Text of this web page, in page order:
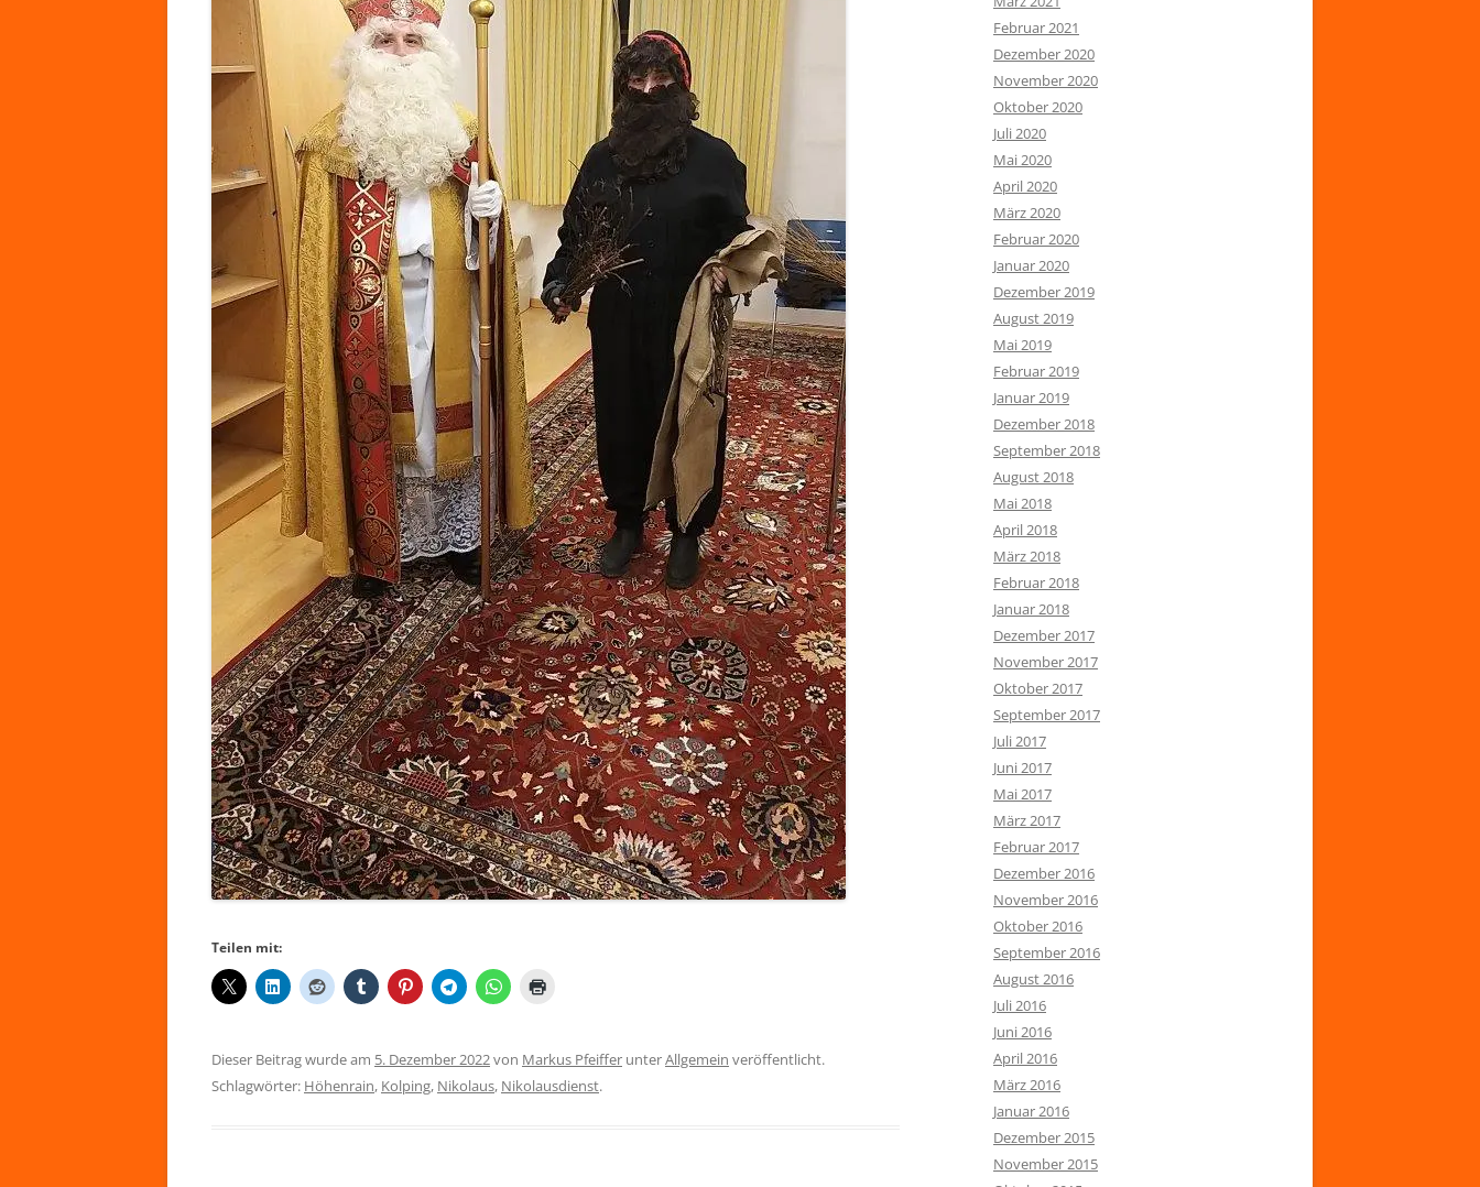
Teilen mit:
Dieser Beitrag wurde am 5. Dezember 2022von Markus Pfeiffer unterAllgemein veröffentlicht.
Schlagwörter: Höhenrain, Kolping, Nikolaus, Nikolausdienst.
Februar 2021
Dezember 2020
November 2020
Oktober 2020
Juli 2020
Mai 2020
April 2020
März 2020
Februar 2020
Januar 2020
Dezember 2019
August 2019
Mai 2019
Februar 2019
Januar 2019
Dezember 2018
September 2018
August 2018
Mai 2018
April 2018
März 2018
Februar 2018
Januar 2018
Dezember 2017
November 2017
Oktober 2017
September 2017
Juli 2017
Juni 2017
Mai 2017
März 2017
Februar 2017
Dezember 2016
November 2016
Oktober 2016
September 2016
August 2016
Juli 2016
Juni 2016
April 2016
März 2016
Januar 2016
Dezember 2015
November 2015